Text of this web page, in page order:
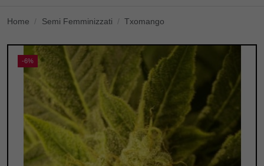
Home Semi Femminizzati Txomango
-6%